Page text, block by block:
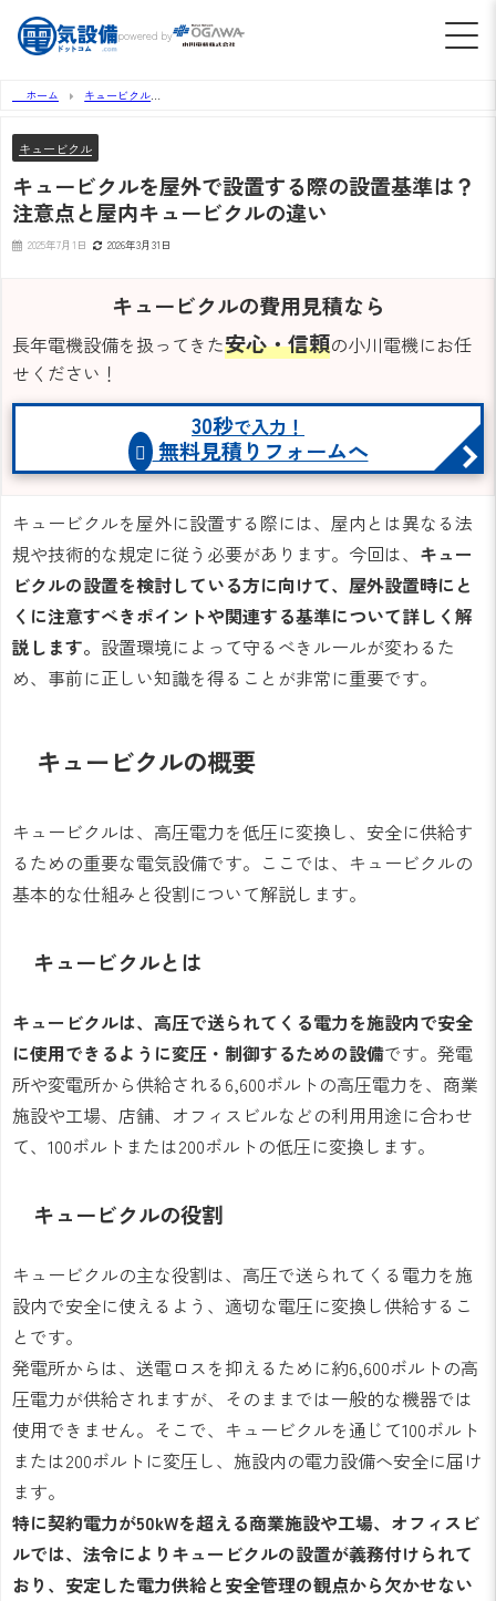
powered by
ホーム
キュービクル
キュービクル
キュービクルを屋外で設置する際の設置基準は？
注意点と屋内キュービクルの違い
2025年7月1日 2026年3月31日
キュービクルの費用見積なら
長年電機設備を扱ってきた安心・信頼の小川電機にお任
せください！
30秒で入力！
無料見積りフォームへ
キュービクルを屋外に設置する際には、屋内とは異なる法
規や技術的な規定に従う必要があります。今回は、 キュー
ビクルの設置を検討している方に向けて、屋外設置時にと
くに注意すべきポイントや関連する基準について詳しく解
説します。 設置環境によって守るべきルールが変わるた
め、事前に正しい知識を得ることが非常に重要です。
キュービクルの概要
キュービクルは、高圧電力を低圧に変換し、安全に供給す
るための重要な電気設備です。ここでは、キュービクルの
基本的な仕組みと役割について解説します。
キュービクルとは
キュービクルは、高圧で送られてくる電力を施設内で安全
に使用できるように変圧・制御するための設備です。発電
所や変電所から供給される6,600ボルトの高圧電力を、商業
施設や工場、店舗、オフィスビルなどの利用用途に合わせ
て、100ボルトまたは200ボルトの低圧に変換します。
キュービクルの役割
キュービクルの主な役割は、高圧で送られてくる電力を施
設内で安全に使えるよう、適切な電圧に変換し供給するこ
とです。
発電所からは、送電ロスを抑えるために約6,600ボルトの高
圧電力が供給されますが、そのままでは一般的な機器では
使用できません。そこで、キュービクルを通じて100ボルト
または200ボルトに変圧し、施設内の電力設備へ安全に届け
ます。
特に契約電力が50kWを超える商業施設や工場、オフィスビ
ルでは、法令によりキュービクルの設置が義務付けられて
おり、安定した電力供給と安全管理の観点から欠かせない